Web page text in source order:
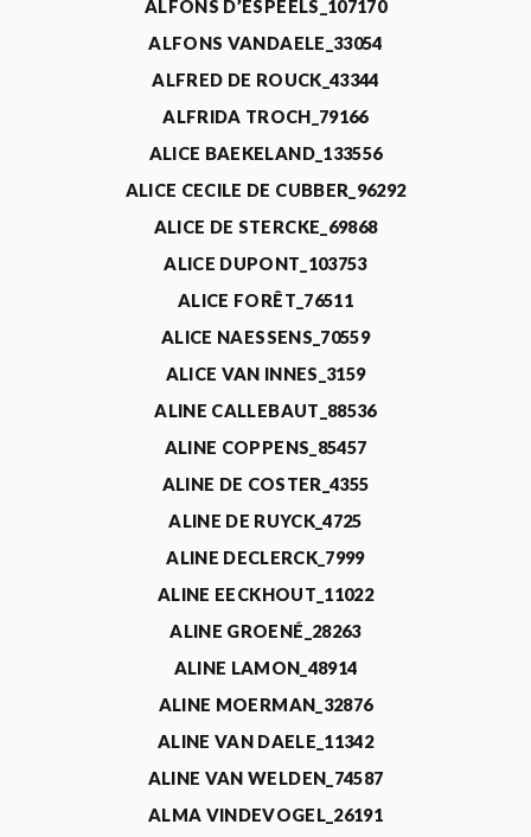
ALFONS D’ESPEELS_107170
ALFONS VANDAELE_33054
ALFRED DE ROUCK_43344
ALFRIDA TROCH_79166
ALICE BAEKELAND_133556
ALICE CECILE DE CUBBER_96292
ALICE DE STERCKE_69868
ALICE DUPONT_103753
ALICE FORÊT_76511
ALICE NAESSENS_70559
ALICE VAN INNES_3159
ALINE CALLEBAUT_88536
ALINE COPPENS_85457
ALINE DE COSTER_4355
ALINE DE RUYCK_4725
ALINE DECLERCK_7999
ALINE EECKHOUT_11022
ALINE GROENÉ_28263
ALINE LAMON_48914
ALINE MOERMAN_32876
ALINE VAN DAELE_11342
ALINE VAN WELDEN_74587
ALMA VINDEVOGEL_26191